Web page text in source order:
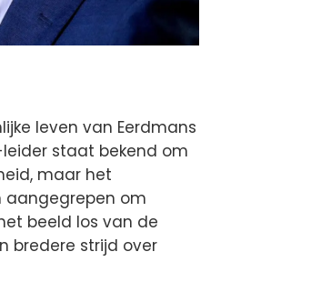
leven van Eerdmans
leider staat bekend om
maar het
aangegrepen om
beeld los van de
bredere strijd over